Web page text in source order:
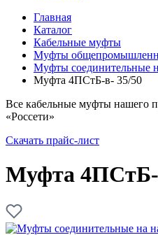
Главная
Каталог
Кабельные муфты
Муфты
Муфты соединительные
Муфта 4ПСтБ-в- 35/50
Все кабельные муфты нашего
«Россети»
Скачать прайс-лист
Муфта 4ПСтБ-